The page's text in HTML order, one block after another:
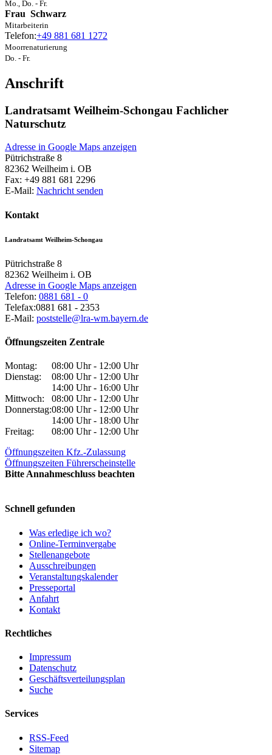
Mo., Do. - Fr.
Frau Schwarz
Mitarbeiterin
Telefon:+49 881 681 1272
Moorrenaturierung
Do. - Fr.
Anschrift
Landratsamt Weilheim-Schongau Fachlicher
Naturschutz
Adresse in Google Maps anzeigen
Pütrichstraße 8
82362 Weilheim i. OB
Fax: +49 881 681 2296
E-Mail: Nachricht senden
Kontakt
Landratsamt Weilheim-Schongau
Pütrichstraße 8
82362 Weilheim i. OB
Adresse in Google Maps anzeigen
Telefon: 0881 681 - 0
Telefax:0881 681 - 2353
E-Mail: poststelle@lra-wm.bayern.de
Öffnungszeiten Zentrale
Montag:
08:00 Uhr - 12:00 Uhr
Dienstag:
08:00 Uhr - 12:00 Uhr
14:00 Uhr - 16:00 Uhr
Mittwoch:
08:00 Uhr - 12:00 Uhr
Donnerstag:08:00 Uhr - 12:00 Uhr
14:00 Uhr - 18:00 Uhr
Freitag:
08:00 Uhr - 12:00 Uhr
Öffnungszeiten Kfz.-Zulassung
Öffnungszeiten Führerscheinstelle
Bitte Annahmeschluss beachten
Schnell gefunden
Was erledige ich wo?
Online-Terminvergabe
Stellenangebote
Ausschreibungen
Veranstaltungskalender
Presseportal
Anfahrt
Kontakt
Rechtliches
Impressum
Datenschutz
Geschäftsverteilungsplan
Suche
Services
RSS-Feed
Sitemap